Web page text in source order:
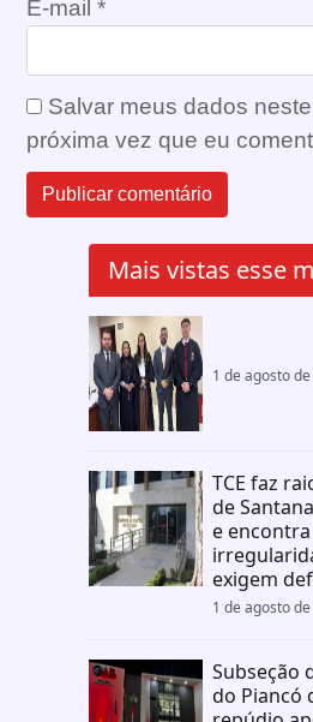
E-mail *
Salvar meus dados
próxima vez que eu
Mais vistas esse
1 de agosto
TCE faz
de
e encontra
exigem
1 de agosto
Subseção
do Piancó